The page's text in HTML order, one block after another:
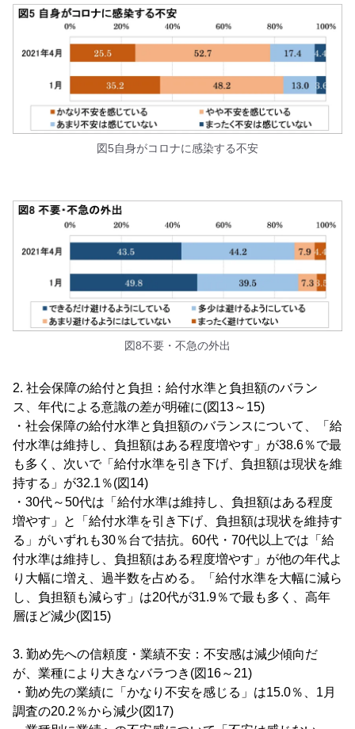
図5自身がコロナに感染する不安
図8不要・不急の外出
2. 社会保障の給付と負担：給付水準と負担額のバラン
ス、年代による意識の差が明確に(図13～15)
・社会保障の給付水準と負担額のバランスについて、「給
付水準は維持し、負担額はある程度増やす」が38.6％で最
も多く、次いで「給付水準を引き下げ、負担額は現状を維
持する」が32.1％(図14)
・30代～50代は「給付水準は維持し、負担額はある程度
増やす」と「給付水準を引き下げ、負担額は現状を維持す
る」がいずれも30％台で拮抗。60代・70代以上では「給
付水準は維持し、負担額はある程度増やす」が他の年代よ
り大幅に増え、過半数を占める。「給付水準を大幅に減ら
し、負担額も減らす」は20代が31.9％で最も多く、高年
層ほど減少(図15)
3. 勤め先への信頼度・業績不安：不安感は減少傾向だ
が、業種により大きなバラつき(図16～21)
・勤め先の業績に「かなり不安を感じる」は15.0％、1月
調査の20.2％から減少(図17)